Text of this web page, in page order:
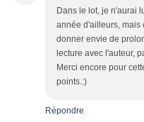
Dans le lot, je n'aurai
année d'ailleurs, mais
donner envie de
lecture avec l'auteur,
Merci encore pour
points.:)
Répondre